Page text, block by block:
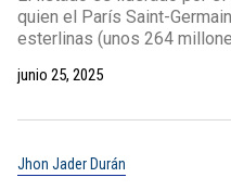
quien el París Saint-
esterlinas (unos 264
junio 25, 2025
Jhon Jader Durán